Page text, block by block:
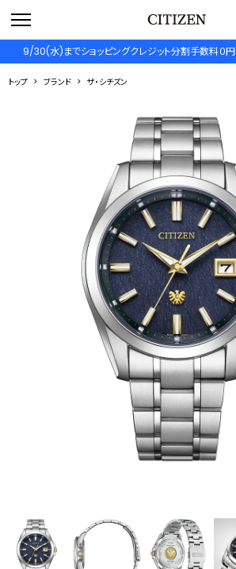
9/30(水)までショッピングクレジット分割手数料０円
トップ ブランド ザ・シチズン